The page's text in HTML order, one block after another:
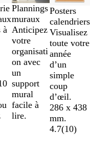
à
Plannings
muraux
Anticipez
votre
organisati
on avec
un
support
mural
facile à
lire.
Posters
calendriers
Visualisez
toute votre
année
d’un
simple
coup
d’œil.
286 x 438
mm.
4.7(10)